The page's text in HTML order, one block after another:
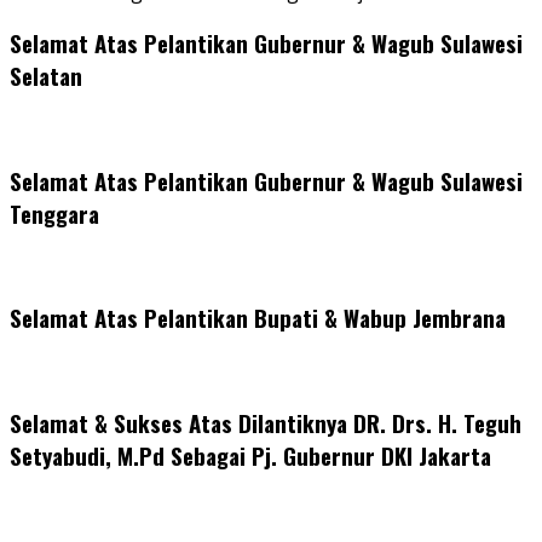
Selamat Atas Pelantikan Gubernur & Wagub Sulawesi
Selatan
Selamat Atas Pelantikan Gubernur & Wagub Sulawesi
Tenggara
Selamat Atas Pelantikan Bupati & Wabup Jembrana
Selamat & Sukses Atas Dilantiknya DR. Drs. H. Teguh
Setyabudi, M.Pd Sebagai Pj. Gubernur DKI Jakarta